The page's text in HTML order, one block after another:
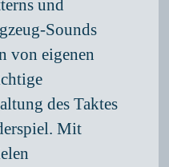
und
Sounds
von eigenen
des Taktes
Mit